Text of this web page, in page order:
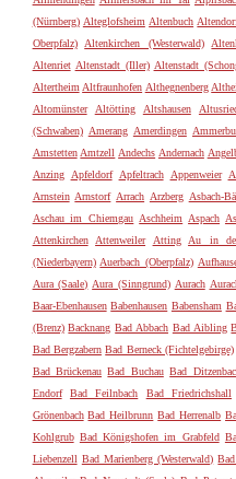
(Nürnberg) Alteglofsheim Altenbuch
Oberpfalz)
Altenkirchen (Westerwald)
Altenriet Altenstadt (Iller) Altenstadt
Altertheim Altfraunhofen Althegnenberg
Altomünster
Altötting Altshausen
(Schwaben) Amerang Amerdingen
Amstetten Amtzell Andechs Andernach
Anzing
Apfeldorf Apfeltrach Appenweier
Arnstein Arnstorf Arrach Arzberg Asbach-
Aschau im Chiemgau Aschheim Aspach
Attenkirchen
Attenweiler Atting Au in
(Niederbayern) Auerbach (Oberpfalz)
Aura (Saale) Aura (Sinngrund) Aurach
Baar-Ebenhausen Babenhausen Babensham
(Brenz) Backnang Bad Abbach Bad Aibling
Bad Bergzabern Bad Berneck (Fichtelgebirge)
Bad Brückenau Bad Buchau Bad
Endorf
Bad Feilnbach Bad Friedrichshall
Grönenbach Bad Heilbrunn Bad Herrenalb
Kohlgrub Bad Königshofen im Grabfeld
Liebenzell Bad Marienberg (Westerwald)